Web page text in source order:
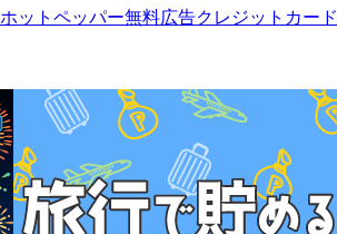
ホットペッパー無料広告クレジットカード